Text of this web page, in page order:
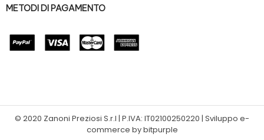
METODI DI PAGAMENTO
© 2020 Zanoni Preziosi S.r.l | P.IVA: IT02100250220 | Sviluppo e-
commerce by bitpurple